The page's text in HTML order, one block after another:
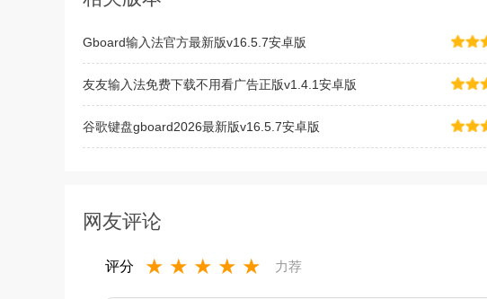
Gboard输入法官方最新版v16.5.7安卓版
友友输入法免费下载不用看广告正版v1.4.1安卓版
谷歌键盘gboard2026最新版v16.5.7安卓版
网友评论
评分 ★ ★ ★ ★ ★ 力荐